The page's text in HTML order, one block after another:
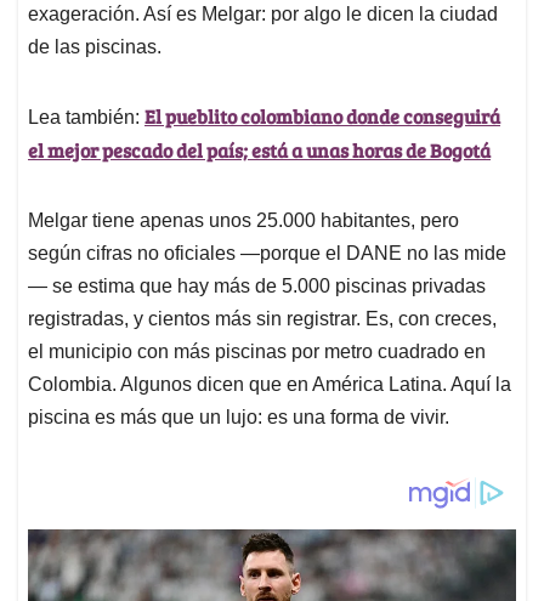
exageración. Así es Melgar: por algo le dicen la ciudad
de las piscinas.
Lea también: El pueblito colombiano donde conseguirá
el mejor pescado del país; está a unas horas de Bogotá
Melgar tiene apenas unos 25.000 habitantes, pero
según cifras no oficiales —porque el DANE no las mide
— se estima que hay más de 5.000 piscinas privadas
registradas, y cientos más sin registrar. Es, con creces,
el municipio con más piscinas por metro cuadrado en
Colombia. Algunos dicen que en América Latina. Aquí la
piscina es más que un lujo: es una forma de vivir.